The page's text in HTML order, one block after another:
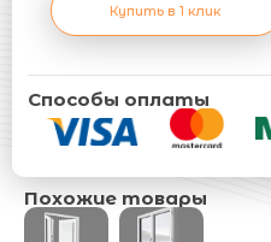
Похожие товары
Купить в 1 клик
Способы оплаты